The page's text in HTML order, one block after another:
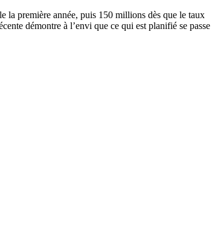
la première année, puis 150 millions dès que le taux
démontre à l’envi que ce qui est planifié se passe